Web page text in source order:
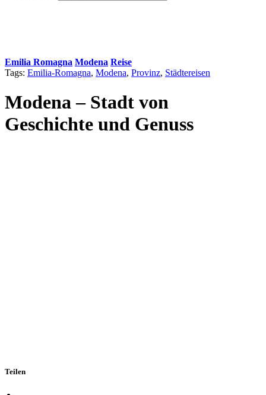
Emilia Romagna Modena Reise
Tags: Emilia-Romagna, Modena, Provinz, Städtereisen
Modena – Stadt von
Geschichte und Genuss
Teilen